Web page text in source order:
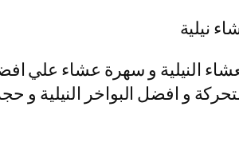
نيلية
النيلية و سهرة عشاء علي
و افضل البواخر النيلية